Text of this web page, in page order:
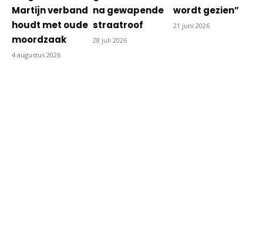
Martijn verband
houdt met oude
moordzaak
4 augustus 2026
na gewapende
straatroof
28 juli 2026
wordt gezien”
21 juni 2026